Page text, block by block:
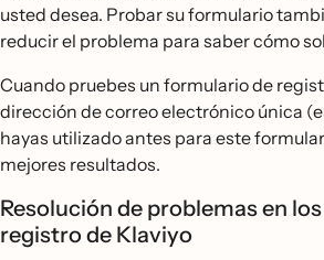
usted desea. Probar su formulario
reducir el problema para saber cómo
Cuando pruebes un formulario de
dirección de correo electrónico única
hayas utilizado antes para este
mejores resultados.
Resolución de problemas en
registro de Klaviyo